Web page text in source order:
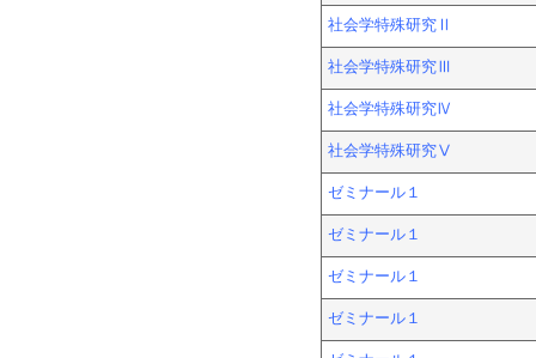
社会学特殊研究Ⅱ
社会学特殊研究Ⅲ
社会学特殊研究Ⅳ
社会学特殊研究Ⅴ
ゼミナール１
ゼミナール１
ゼミナール１
ゼミナール１